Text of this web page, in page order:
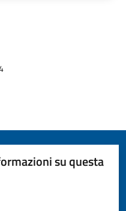
su questa